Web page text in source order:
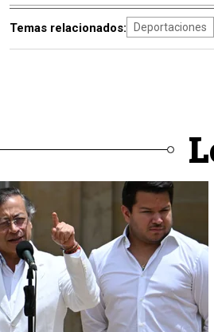
Temas relacionados: Deportaciones